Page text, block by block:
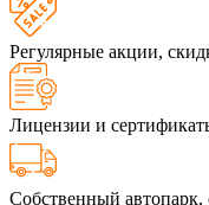
Регулярные акции,
Лицензии и
Собственный автопарк,